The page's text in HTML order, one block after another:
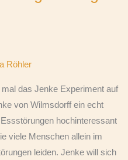
Röhler
das Jenke Experiment auf
von Wilmsdorff ein echt
hochinteressant
viele Menschen allein im
leiden. Jenke will sich